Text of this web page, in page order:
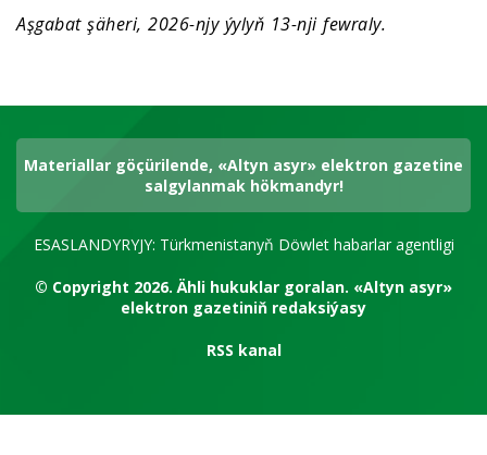
Aşgabat şäheri, 2026-njy ýylyň 13-nji fewraly.
Materiallar göçürilende, «Altyn asyr» elektron gazetine
salgylanmak hökmandyr!
ESASLANDYRYJY: Türkmenistanyň Döwlet habarlar agentligi
© Copyright 2026.Ähli hukuklar goralan. «Altyn asyr»
elektron gazetiniň redaksiýasy
RSS kanal